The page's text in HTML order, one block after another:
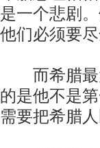
是一个悲剧
他们必须要
而希腊最
的是他不是
需要把希腊